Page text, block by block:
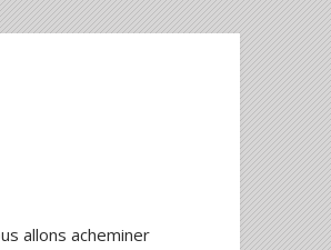
allons acheminer